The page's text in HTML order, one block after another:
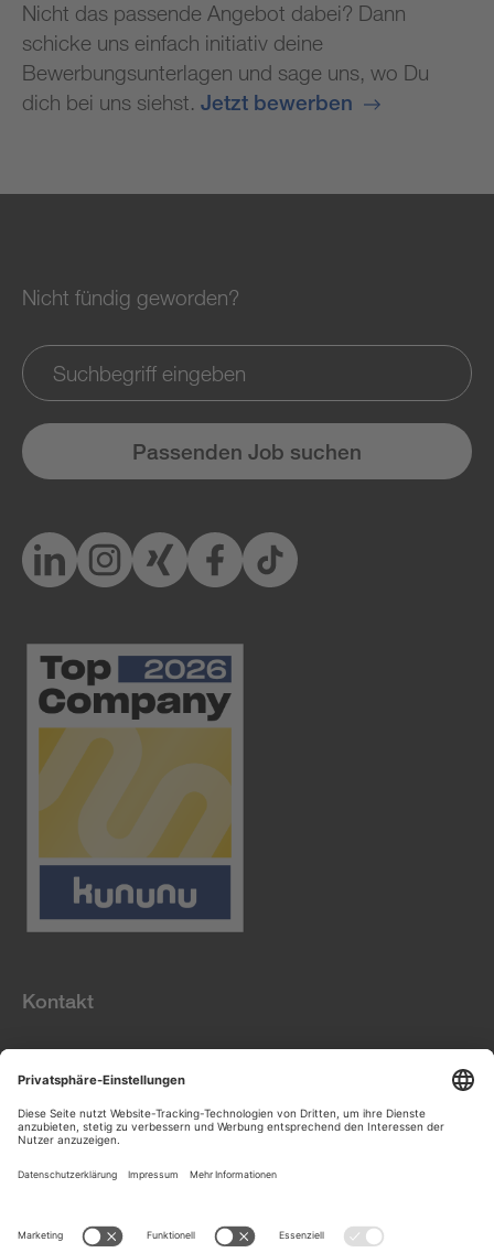
Nicht das passende Angebot dabei? Dann
schicke uns einfach initiativ deine
Bewerbungsunterlagen und sage uns, wo Du
dich bei uns siehst. Jetzt bewerben
Nicht fündig geworden?
Passenden Job suchen
Kontakt
Informationspflichten
gem. Art. 13 DS-GVO